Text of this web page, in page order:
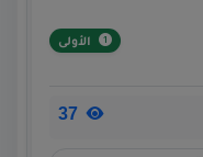
الأولى